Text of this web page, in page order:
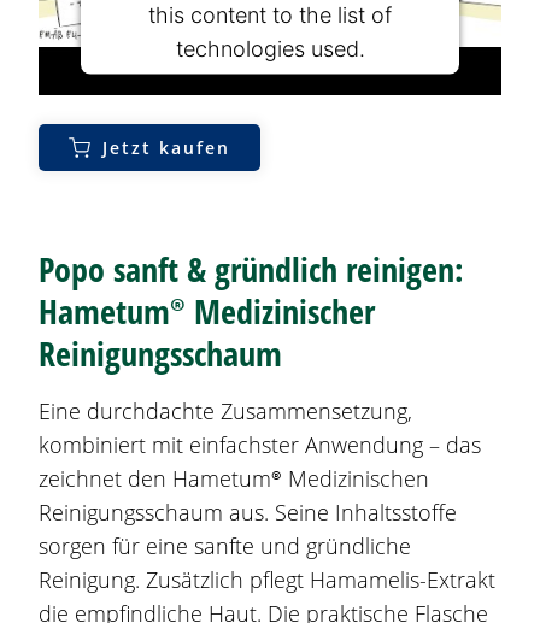
this content to the list of
technologies used.
Powered byUsercentrics Consent
Management Platform
Jetzt kaufen
Popo sanft & gründlich reinigen:
Hametum® Medizinischer
Reinigungsschaum
Eine durchdachte Zusammensetzung,
kombiniert mit einfachster Anwendung – das
zeichnet den Hametum® Medizinischen
Reinigungsschaum aus. Seine Inhaltsstoffe
sorgen für eine sanfte und gründliche
Reinigung. Zusätzlich pflegt Hamamelis-Extrakt
die empfindliche Haut. Die praktische Flasche